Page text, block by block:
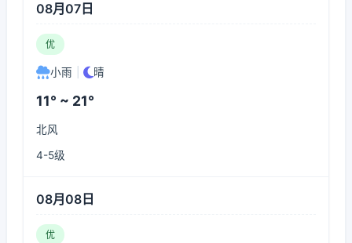
08月07日
优
小雨 晴
11° ~ 21°
北风
4-5级
08月08日
优